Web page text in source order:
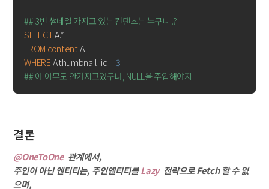
## 3번 썸네일 가지고 있는 컨텐츠는 누구니..?
SELECT
FROM content A
WHERE A.thumbnail_id = 3
## 아 아무도 안가지고있구나, NULL을 주입해야지!
결론
@OneToOne 관계에서,
주인이 아닌 엔티티는, 주인엔티티를Lazy 전략으로 Fetch 할 수 없
으며,